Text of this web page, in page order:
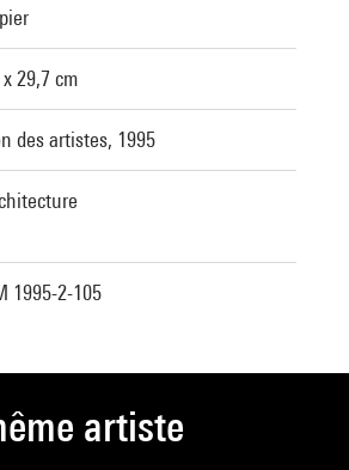
29,7 cm
des artistes, 1995
1995-2-105
artiste